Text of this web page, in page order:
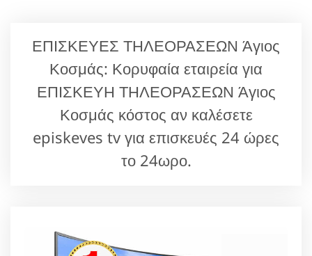
ΕΠΙΣΚΕΥΕΣ ΤΗΛΕΟΡΑΣΕΩΝ Άγιος
Κοσμάς: Κορυφαία εταιρεία για
ΕΠΙΣΚΕΥΗ ΤΗΛΕΟΡΑΣΕΩΝ Άγιος
Κοσμάς κόστος αν καλέσετε
episkeves tv για επισκευές 24 ώρες
το 24ωρο.